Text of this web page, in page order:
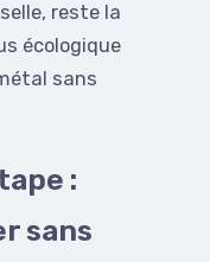
reste la
écologique
sans
:
sans